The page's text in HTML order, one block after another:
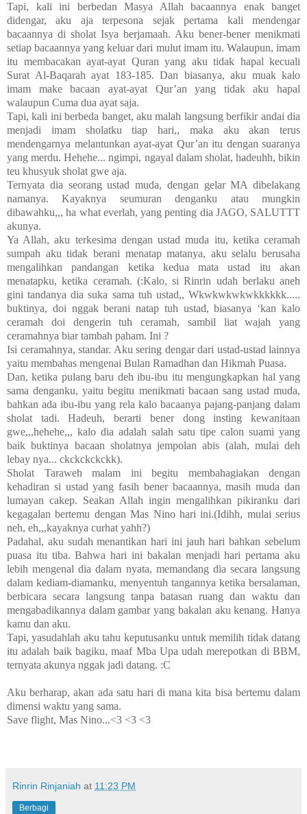
Tapi, kali ini berbedan Masya Allah bacaannya enak banget
didengar, aku aja terpesona sejak pertama kali mendengar
bacaannya di sholat Isya berjamaah. Aku bener-bener menikmati
setiap bacaannya yang keluar dari mulut imam itu. Walaupun, imam
itu membacakan ayat-ayat Quran yang aku tidak hapal kecuali
Surat Al-Baqarah ayat 183-185. Dan biasanya, aku muak kalo
imam make bacaan ayat-ayat Qur’an yang tidak aku hapal
walaupun Cuma dua ayat saja.
Tapi, kali ini berbeda banget, aku malah langsung berfikir andai dia
menjadi imam sholatku tiap hari,, maka aku akan terus
mendengarnya melantunkan ayat-ayat Qur’an itu dengan suaranya
yang merdu. Hehehe... ngimpi, ngayal dalam sholat, hadeuhh, bikin
teu khusyuk sholat gwe aja.
Ternyata dia seorang ustad muda, dengan gelar MA dibelakang
namanya. Kayaknya seumuran denganku atau mungkin
dibawahku,,, ha what everlah, yang penting dia JAGO, SALUTTT
akunya.
Ya Allah, aku terkesima dengan ustad muda itu, ketika ceramah
sumpah aku tidak berani menatap matanya, aku selalu berusaha
mengalihkan pandangan ketika kedua mata ustad itu akan
menatapku, ketika ceramah. (:Kalo, si Rinrin udah berlaku aneh
gini tandanya dia suka sama tuh ustad,, Wkwkwkwkwkkkkkk.....
buktinya, doi nggak berani natap tuh ustad, biasanya ‘kan kalo
ceramah doi dengerin tuh ceramah, sambil liat wajah yang
ceramahnya biar tambah paham. Ini ?
Isi ceramahnya, standar. Aku sering dengar dari ustad-ustad lainnya
yaitu membahas mengenai Bulan Ramadhan dan Hikmah Puasa.
Dan, ketika pulang baru deh ibu-ibu itu mengungkapkan hal yang
sama denganku, yaitu begitu menikmati bacaan sang ustad muda,
bahkan ada ibu-ibu yang rela kalo bacaanya pajang-panjang dalam
sholat tadi. Hadeuh, berarti bener dong insting kewanitaan
gwe,,,hehehe,,, kalo dia adalah salah satu tipe calon suami yang
baik buktinya bacaan sholatnya jempolan abis (alah, mulai deh
lebay nya... ckckckckckk).
Sholat Taraweh malam ini begitu membahagiakan dengan
kehadiran si ustad yang fasih bener bacaannya, masih muda dan
lumayan cakep. Seakan Allah ingin mengalihkan pikiranku dari
kegagalan bertemu dengan Mas Nino hari ini.(Idihh, mulai serius
neh, eh,,,kayaknya curhat yahh?)
Padahal, aku sudah menantikan hari ini jauh hari bahkan sebelum
puasa itu tiba. Bahwa hari ini bakalan menjadi hari pertama aku
lebih mengenal dia dalam nyata, memandang dia secara langsung
dalam kediam-diamanku, menyentuh tangannya ketika bersalaman,
berbicara secara langsung tanpa batasan ruang dan waktu dan
mengabadikannya dalam gambar yang bakalan aku kenang. Hanya
kamu dan aku.
Tapi, yasudahlah aku tahu keputusanku untuk memilih tidak datang
itu adalah baik bagiku, maaf Mba Upa udah merepotkan di BBM,
ternyata akunya nggak jadi datang. :C
Aku berharap, akan ada satu hari di mana kita bisa bertemu dalam
dimensi waktu yang sama.
Save flight, Mas Nino...<3 <3 <3
Rinrin Rinjaniah at 11:23 PM
Berbagi